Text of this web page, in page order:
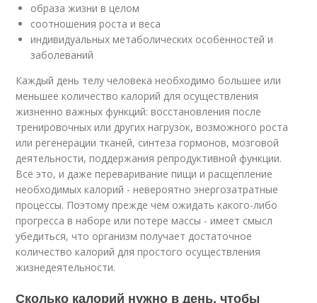
образа жизни в целом
соотношения роста и веса
индивидуальных метаболических особенностей и
заболеваний
Каждый день телу человека необходимо большее или
меньшее количество калорий для осуществления
жизненно важных функций: восстановления после
тренировочных или других нагрузок, возможного роста
или регенерации тканей, синтеза гормонов, мозговой
деятельности, поддержания репродуктивной функции.
Всё это, и даже переваривание пищи и расщепление
необходимых калорий - невероятно энергозатратные
процессы. Поэтому прежде чем ожидать какого-либо
прогресса в наборе или потере массы - имеет смысл
убедиться, что организм получает достаточное
количество калорий для простого осуществления
жизнедеятельности.
Сколько калорий нужно в день, чтобы